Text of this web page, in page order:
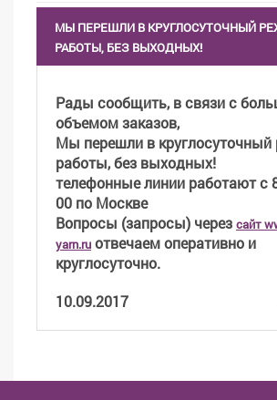
МЫ ПЕРЕШЛИ В КРУГЛОСУТОЧНЫЙ
РАБОТЫ, БЕЗ ВЫХОДНЫХ!
Рады сообщить, в связи с
объемом заказов,
Мы перешли в
работы, без выходных!
телефонные линии работают с
00 по Москве
Вопросы (запросы) через сайт
yarn.ru отвечаем оперативно и
круглосуточно.
10.09.2017